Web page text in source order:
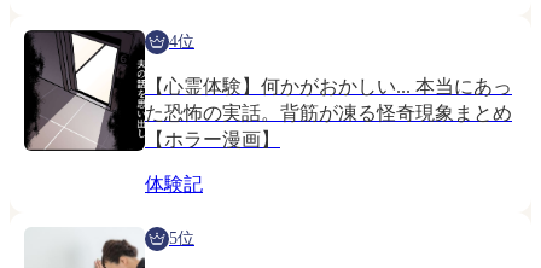
4位
【心霊体験】何かがおかしい... 本当にあっ
た恐怖の実話。背筋が凍る怪奇現象まとめ
【ホラー漫画】
体験記
5位